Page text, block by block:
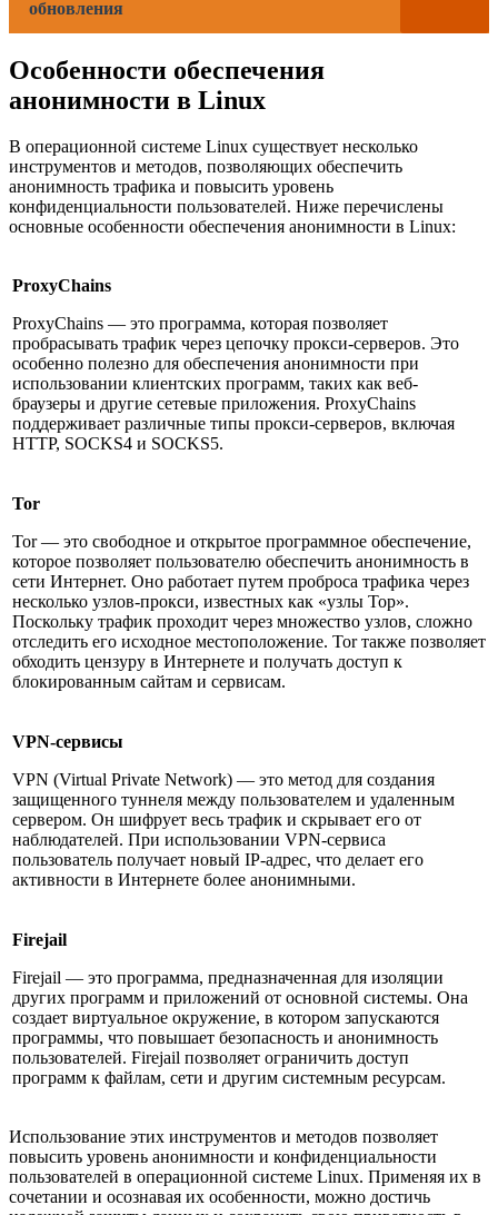
обновления
Особенности обеспечения
анонимности в Linux
В операционной системе Linux существует несколько
инструментов и методов, позволяющих обеспечить
анонимность трафика и повысить уровень
конфиденциальности пользователей. Ниже перечислены
основные особенности обеспечения анонимности в Linux:
ProxyChains
ProxyChains — это программа, которая позволяет
пробрасывать трафик через цепочку прокси-серверов. Это
особенно полезно для обеспечения анонимности при
использовании клиентских программ, таких как веб-
браузеры и другие сетевые приложения. ProxyChains
поддерживает различные типы прокси-серверов, включая
HTTP, SOCKS4 и SOCKS5.
Tor
Tor — это свободное и открытое программное обеспечение,
которое позволяет пользователю обеспечить анонимность в
сети Интернет. Оно работает путем проброса трафика через
несколько узлов-прокси, известных как «узлы Тор».
Поскольку трафик проходит через множество узлов, сложно
отследить его исходное местоположение. Tor также позволяет
обходить цензуру в Интернете и получать доступ к
блокированным сайтам и сервисам.
VPN-сервисы
VPN (Virtual Private Network) — это метод для создания
защищенного туннеля между пользователем и удаленным
сервером. Он шифрует весь трафик и скрывает его от
наблюдателей. При использовании VPN-сервиса
пользователь получает новый IP-адрес, что делает его
активности в Интернете более анонимными.
Firejail
Firejail — это программа, предназначенная для изоляции
других программ и приложений от основной системы. Она
создает виртуальное окружение, в котором запускаются
программы, что повышает безопасность и анонимность
пользователей. Firejail позволяет ограничить доступ
программ к файлам, сети и другим системным ресурсам.
Использование этих инструментов и методов позволяет
повысить уровень анонимности и конфиденциальности
пользователей в операционной системе Linux. Применяя их в
сочетании и осознавая их особенности, можно достичь